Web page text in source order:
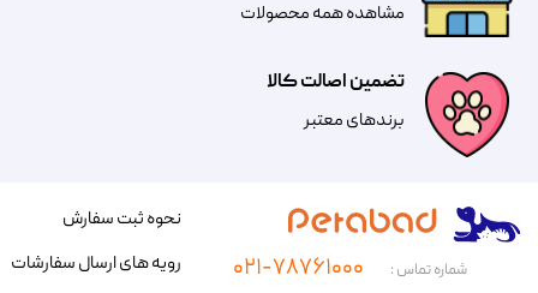
تضمین اصالت کالا
​​برندهای معتبر​​​​​​​
مشاهده همه محصولات
شماره تماس : ۰۲۱-۷۸۷۶۱۰۰۰
نحوه ثبت سفارش
رویه های ارسال سفارشات